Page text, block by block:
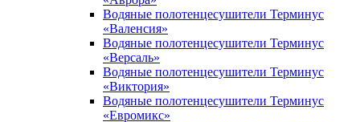
Водяные полотенцесушители Терминус
«Валенсия»
Водяные полотенцесушители Терминус
«Версаль»
Водяные полотенцесушители Терминус
«Виктория»
Водяные полотенцесушители Терминус
«Евромикс»